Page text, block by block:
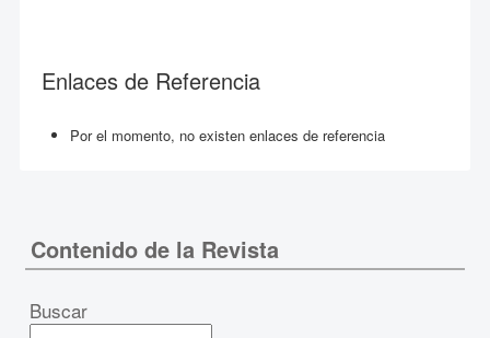
Enlaces de Referencia
Por el momento, no existen enlaces de referencia
Contenido de la Revista
Buscar